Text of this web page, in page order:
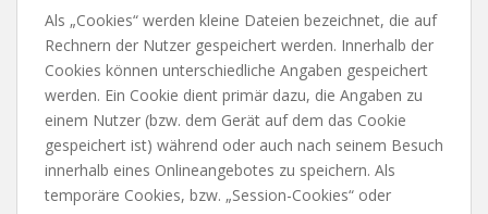
Als „Cookies“ werden kleine Dateien bezeichnet, die auf
Rechnern der Nutzer gespeichert werden. Innerhalb der
Cookies können unterschiedliche Angaben gespeichert
werden. Ein Cookie dient primär dazu, die Angaben zu
einem Nutzer (bzw. dem Gerät auf dem das Cookie
gespeichert ist) während oder auch nach seinem Besuch
innerhalb eines Onlineangebotes zu speichern. Als
temporäre Cookies, bzw. „Session-Cookies“ oder